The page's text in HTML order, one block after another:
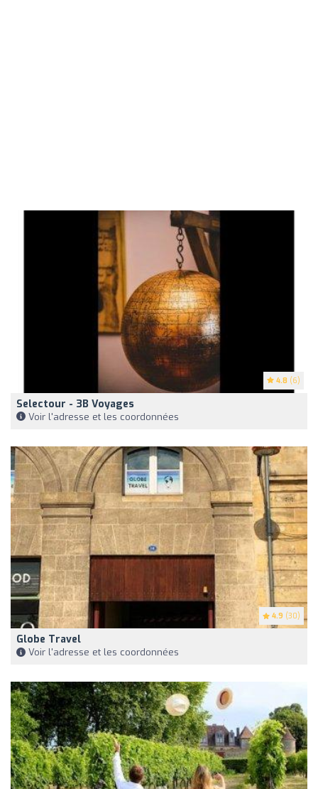
4.8 (6)
Selectour - 3B Voyages
Voir l'adresse et les coordonnées
4.9 (30)
Globe Travel
Voir l'adresse et les coordonnées